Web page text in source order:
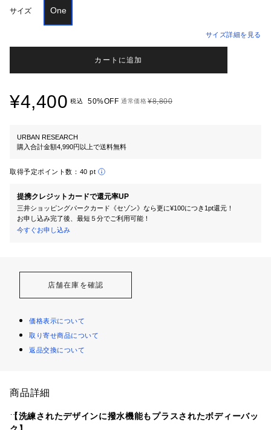
サイズ One
サイズ詳細を見る
カートに追加
¥4,400 税込 50%OFF 通常価格¥8,800
URBAN RESEARCH
購入合計金額4,990円以上で送料無料
取得予定ポイント数： 40 pt
提携クレジットカードで還元率UP
三井ショッピングパークカード《セゾン》なら更に¥100につき1pt還元！
お申し込み完了後、最短５分でご利用可能！
今すぐお申し込み
店舗在庫を確認
価格表示について
取り寄せ商品について
返品交換について
商品詳細
【洗練されたデザインに撥水機能もプラスされたボディーバッ